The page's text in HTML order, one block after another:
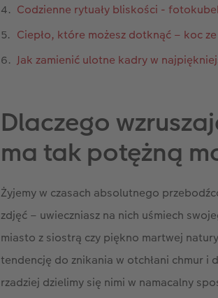
Codzienne rytuały bliskości -
Ciepło, które możesz dotknąć – koc
Jak zamienić ulotne kadry w
Dlaczego
ma tak potężną
Żyjemy w czasach absolutnego
zdjęć – uwieczniasz na nich uśmiech
miasto z siostrą czy piękno martwej
tendencję do znikania w otchłani chmur i
rzadziej dzielimy się nimi w namacalny